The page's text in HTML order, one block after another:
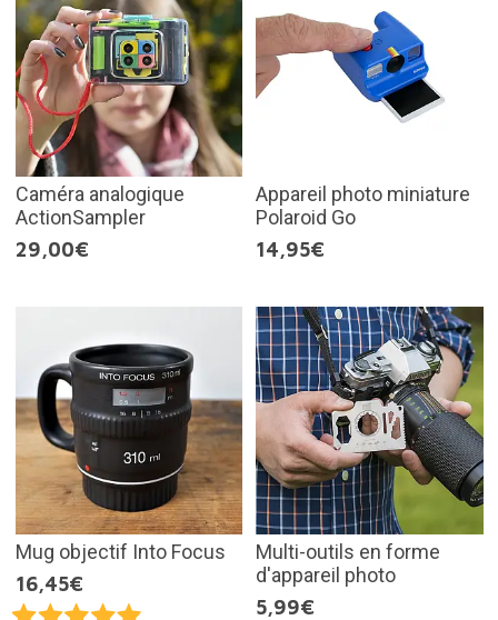
Caméra analogique
ActionSampler
29,00€
Appareil photo miniature
Polaroid Go
14,95€
Mug objectif Into Focus
16,45€
Multi-outils en forme
d'appareil photo
5,99€